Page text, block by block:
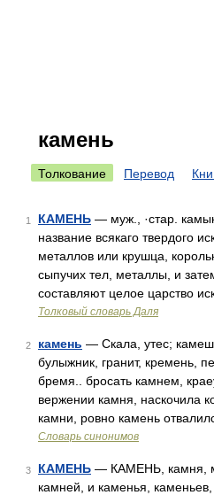
камень
Толкование Перевод
1 КАМЕНЬ — муж., ·стар.
название всякаго твердого
металлов или крушца,
сыпучих тел, металлы, и
составляют целое царство
Толковый словарь Даля
2 камень — Скала, утес;
булыжник, гранит, кремень,
бремя.. бросать камнем,
вержении камня, наскочила
камни, ровно камень
Словарь синонимов
3 КАМЕНЬ — КАМЕНЬ, камня,
камней, и каменья,